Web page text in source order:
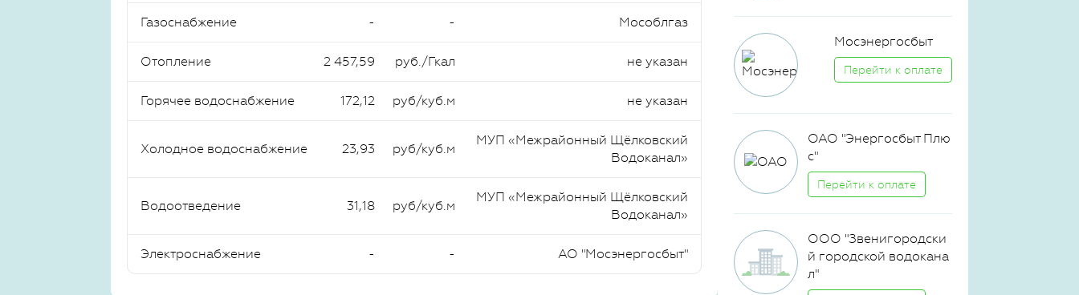
Газоснабжение - - Мособлгаз
Отопление 2 457,59 руб./Гкал не указан
Горячее водоснабжение 172,12 руб/куб.м не указан
Холодное водоснабжение 23,93 руб/куб.м
МУП «Межрайонный Щёлковский
Водоканал»
Водоотведение 31,18 руб/куб.м
МУП «Межрайонный Щёлковский
Водоканал»
Электроснабжение - - АО "Мосэнергосбыт"
Мосэнергосбыт
Перейти к оплате
ОАО "Энергосбыт Плю
с"
Перейти к оплате
ООО "Звенигородски
й городской водокана
л"